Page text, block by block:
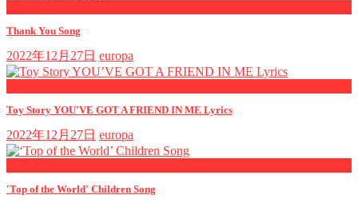
Thank You Song
2022年12月27日 europa
Toy Story YOU'VE GOT A FRIEND IN ME Lyrics
2022年12月27日 europa
'Top of the World' Children Song